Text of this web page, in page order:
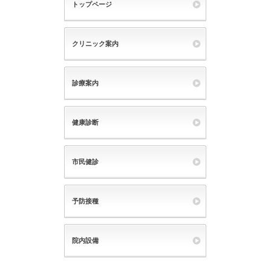
トップページ
クリニック案内
診療案内
健康診断
市民健診
予防接種
院内設備